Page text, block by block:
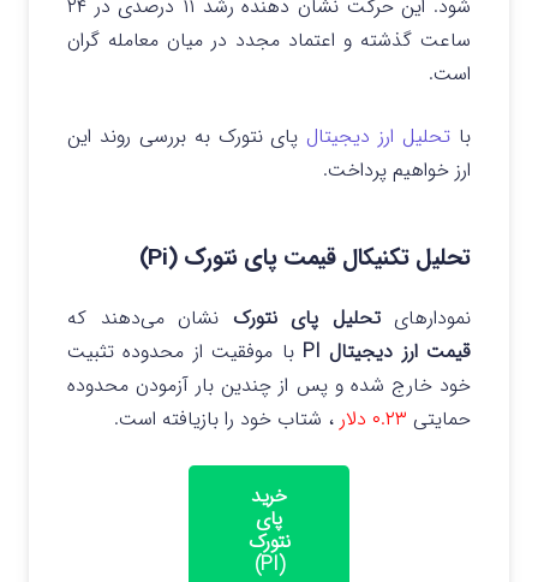
شود. این حرکت نشان دهنده رشد ۱۱ درصدی در ۲۴
ساعت گذشته و اعتماد مجدد در میان معامله گران
است.
با تحلیل ارز دیجیتال پای نتورک به بررسی روند این
ارز خواهیم پرداخت.
تحلیل تکنیکال قیمت پای نتورک (Pi)
نمودارهایتحلیل پای نتورک نشان می‌دهند که
قیمت ارز دیجیتال PI
با موفقیت از محدوده تثبیت
خود خارج شده و پس از چندین بار آزمودن محدوده
حمایتی ۰.۲۳ دلار ، شتاب خود را بازیافته است.
خرید
پای
نتورک
(PI)